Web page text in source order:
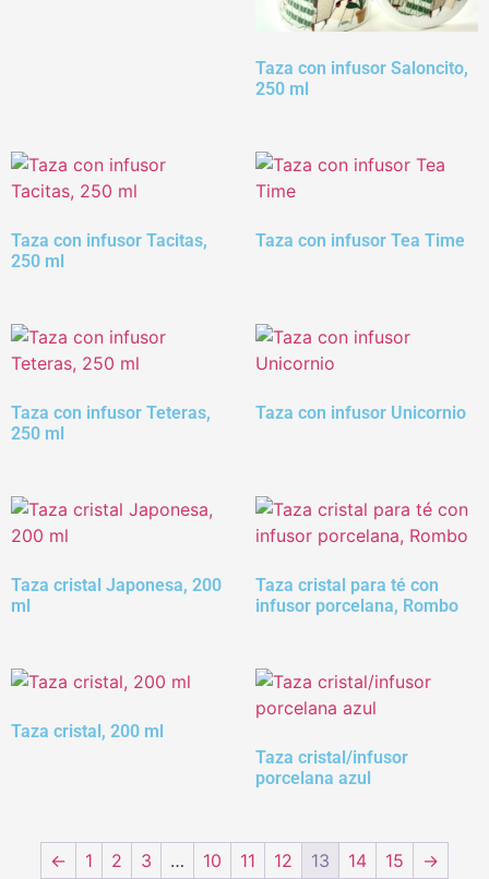
Taza con infusor Saloncito,
250 ml
Taza con infusor Tacitas,
250 ml
Taza con infusor Tea Time
Taza con infusor Teteras,
250 ml
Taza con infusor Unicornio
Taza cristal Japonesa, 200
ml
Taza cristal para té con
infusor porcelana, Rombo
Taza cristal, 200 ml
Taza cristal/infusor
porcelana azul
← 1 2 3 … 10 11 12 13 14 15 →